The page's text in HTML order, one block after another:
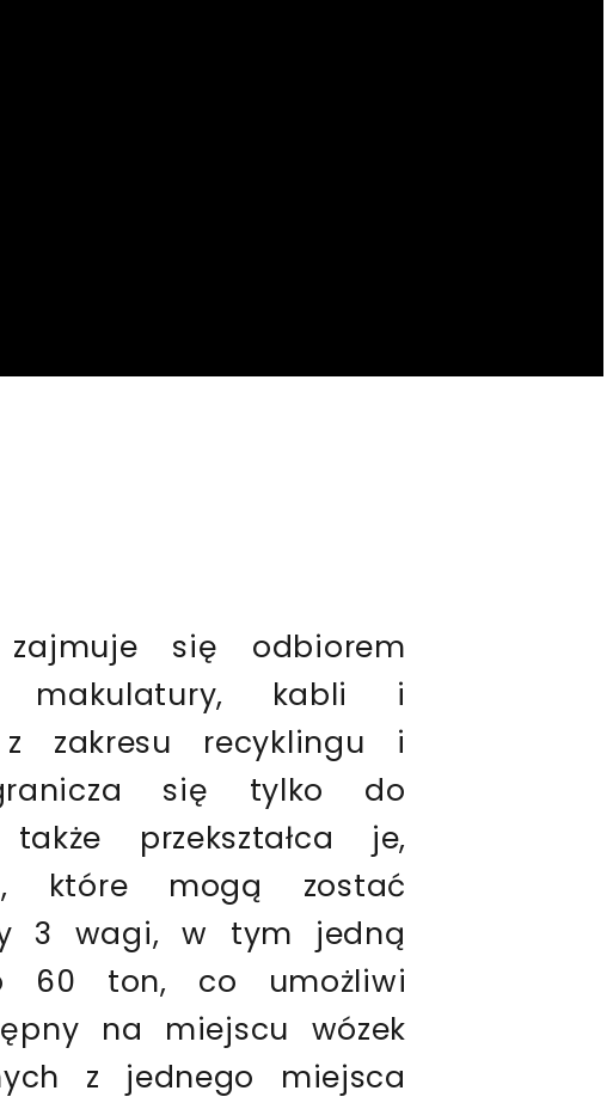
się odbiorem
makulatury, kabli i
z zakresu recyklingu i
się tylko do
przekształca je,
które mogą zostać
3 wagi, w tym jedną
60 ton, co umożliwi
na miejscu wózek
z jednego miejsca